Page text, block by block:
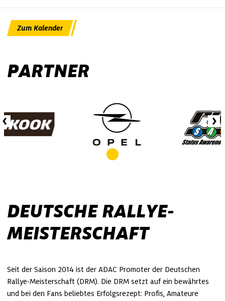
Zum Kalender
PARTNER
DEUTSCHE RALLYE-
MEISTERSCHAFT
Seit der Saison 2014 ist der ADAC Promoter der Deutschen
Rallye-Meisterschaft (DRM). Die DRM setzt auf ein bewährtes
und bei den Fans beliebtes Erfolgsrezept: Profis, Amateure